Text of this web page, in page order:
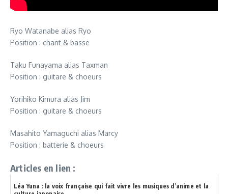
Ryo Watanabe alias Ryo
Position : chant & basse
Taku Funayama alias Taxman
Position : guitare & choeurs
Yorihiko Kimura alias Jim
Position : guitare & choeurs
Masahito Yamaguchi alias Marcy
Position : batterie & choeurs
Articles en lien :
Léa Yuna : la voix française qui fait vivre les musiques d’anime et la